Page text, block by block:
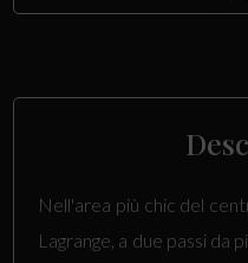
Nell'area più chic del
Lagrange, a due passi da